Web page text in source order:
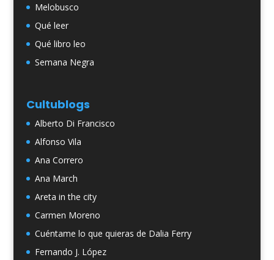
Melobusco
Qué leer
Qué libro leo
Semana Negra
Cultublogs
Alberto Di Francisco
Alfonso Vila
Ana Correro
Ana March
Areta in the city
Carmen Moreno
Cuéntame lo que quieras de Dalia Ferry
Fernando J. López